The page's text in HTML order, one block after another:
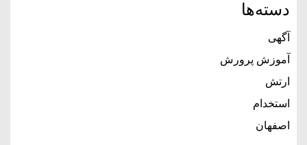
دسته‌ها
آگهی
آموزش پرورش
ارتش
استخدام
اصفهان